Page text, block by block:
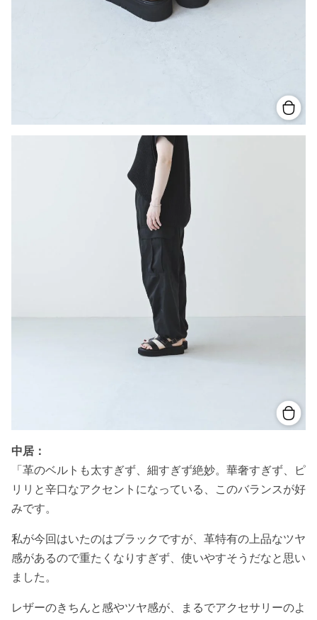
中居：
「革のベルトも太すぎず、細すぎず絶妙。華奢すぎず、ピ
リリと辛口なアクセントになっている、このバランスが好
みです。
私が今回はいたのはブラックですが、革特有の上品なツヤ
感があるので重たくなりすぎず、使いやすそうだなと思い
ました。
レザーのきちんと感やツヤ感が、まるでアクセサリーのよ